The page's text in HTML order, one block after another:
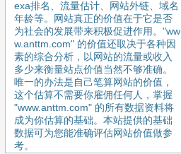
exa排名、流量估计、网站外链、域名
年龄等。网站真正的价值在于它是否
为社会的发展带来积极促进作用。"ww
w.anttm.com" 的价值还取决于各种因
素的综合分析，以网站的流量或收入
多少来衡量站点价值当然不够准确。
唯一的办法是自己笔算网站的价值，
这个估算不需要你雇佣任何人，掌握
"www.anttm.com" 的所有数据资料将
成为你估算的基础。本站提供的基础
数据可为您能准确评估网站价值做参
考。